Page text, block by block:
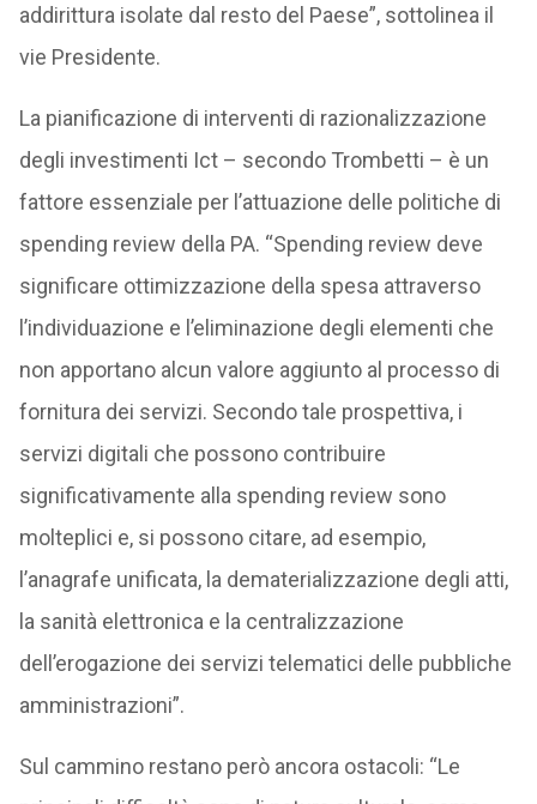
addirittura isolate dal resto del Paese”, sottolinea il
vie Presidente.
La pianificazione di interventi di razionalizzazione
degli investimenti Ict – secondo Trombetti – è un
fattore essenziale per l’attuazione delle politiche di
spending review della PA. “Spending review deve
significare ottimizzazione della spesa attraverso
l’individuazione e l’eliminazione degli elementi che
non apportano alcun valore aggiunto al processo di
fornitura dei servizi. Secondo tale prospettiva, i
servizi digitali che possono contribuire
significativamente alla spending review sono
molteplici e, si possono citare, ad esempio,
l’anagrafe unificata, la dematerializzazione degli atti,
la sanità elettronica e la centralizzazione
dell’erogazione dei servizi telematici delle pubbliche
amministrazioni”.
Sul cammino restano però ancora ostacoli: “Le